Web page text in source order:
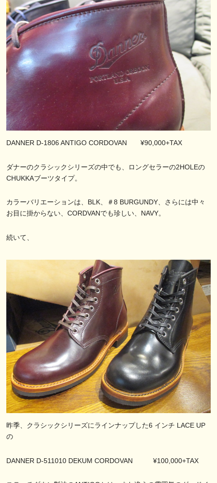
DANNER D‐1806 ANTIGO CORDOVAN ¥90,000+TAX
ダナーのクラシックシリーズの中でも、ロングセラーの2HOLEの
CHUKKAブーツタイプ。
カラーバリエーションは、BLK、＃8 BURGUNDY、さらには中々
お目に掛からない、CORDVANでも珍しい、NAVY。
続いて、
昨季、クラシックシリーズにラインナップした6 インチ LACE UP
の
DANNER D‐511010 DEKUM CORDOVAN ¥100,000+TAX